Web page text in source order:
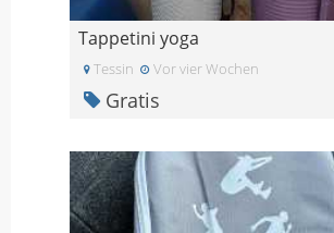
Tappetini yoga
Tessin Vor vier Wochen
Gratis